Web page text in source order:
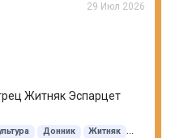
29 Июл 2026
Житняк Эспарцет
Донник
Житняк